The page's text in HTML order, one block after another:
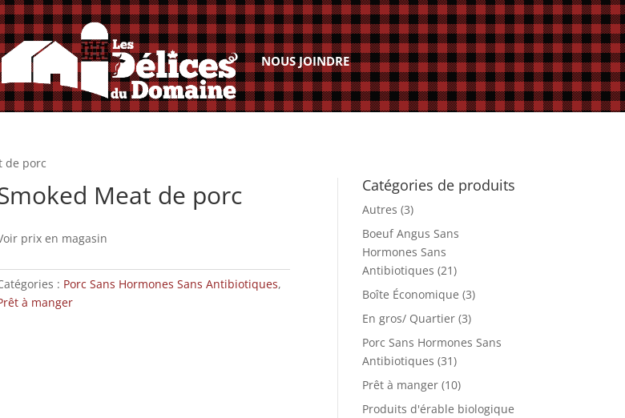
NOUS JOINDRE
de porc
Meat de porc
prix en magasin
: Porc Sans Hormones Sans Antibiotiques,
à manger
Catégories de produits
Autres (3)
Boeuf Angus Sans
Hormones Sans
Antibiotiques (21)
Boîte Économique (3)
En gros/ Quartier (3)
Porc Sans Hormones Sans
Antibiotiques (31)
Prêt à manger (10)
Produits d'érable biologique